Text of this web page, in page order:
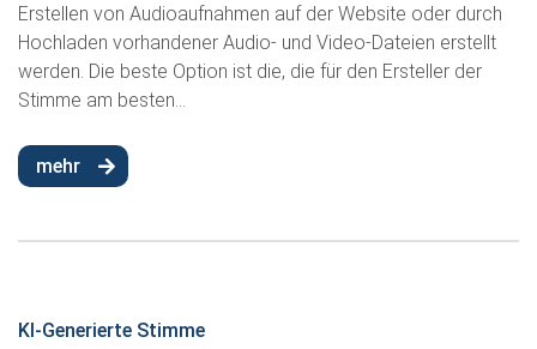
Erstellen von Audioaufnahmen auf der Website oder durch
Hochladen vorhandener Audio- und Video-Dateien erstellt
werden. Die beste Option ist die, die für den Ersteller der
Stimme am besten...
mehr
KI-Generierte Stimme